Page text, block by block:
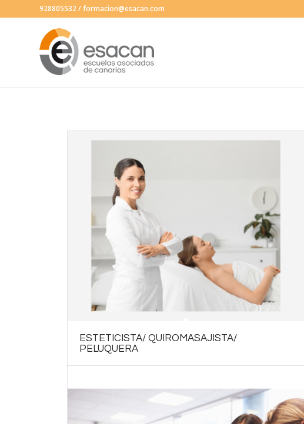
928805532/formacion@esacan.com
ESTETICISTA/ QUIROMASAJISTA/
PELUQUERA